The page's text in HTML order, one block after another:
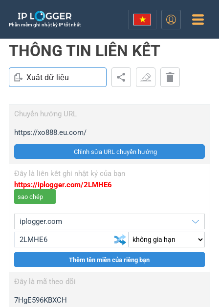
Phần mềm ghi nhật ký IP tốt nhất
THÔNG TIN LIÊN KẾT
Xuất dữ liệu
Chuyển hướng URL
https://xo888.eu.com/
Chỉnh sửa URL chuyển hướng
Đây là liên kết ghi nhật ký của bạn
https://iplogger.com/2LMHE6
sao chép
wl.gl
ed.tc
Thêm tên miền của riêng bạn
Đây là mã theo dõi
7HgE596KBXCH